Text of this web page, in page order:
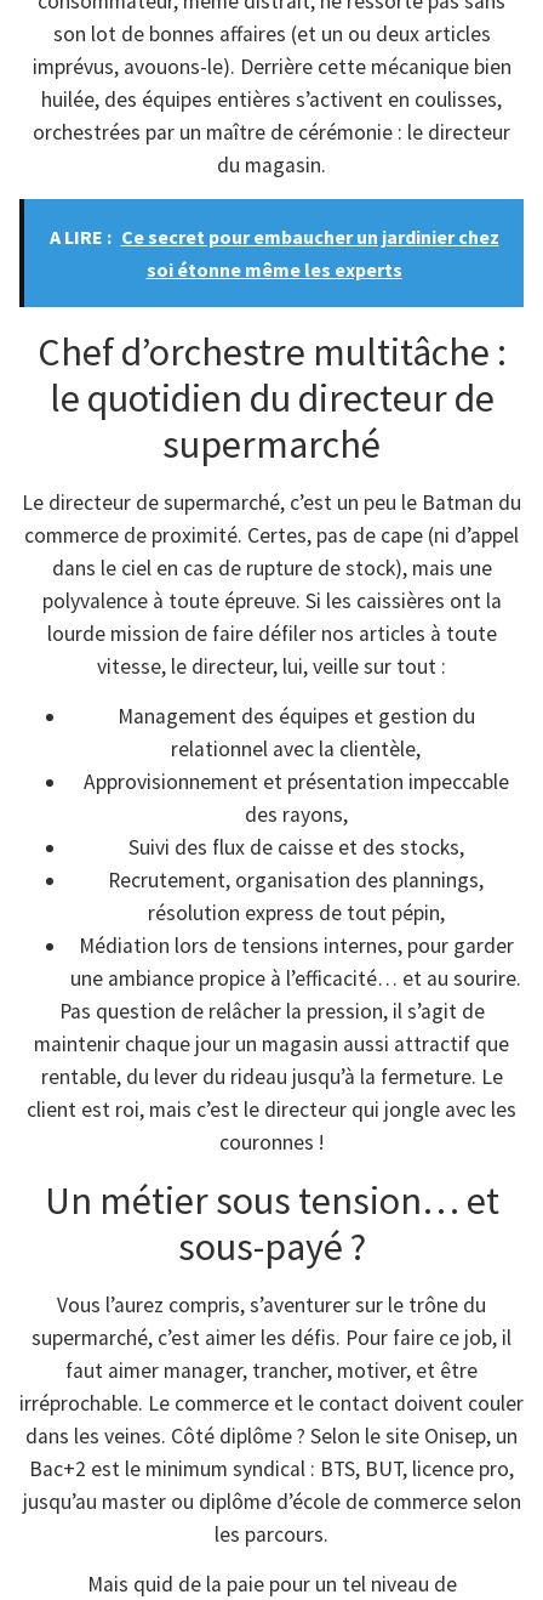
son lot de bonnes affaires (et un ou deux articles
imprévus, avouons-le). Derrière cette mécanique bien
huilée, des équipes entières s’activent en coulisses,
orchestrées par un maître de cérémonie : le directeur
du magasin.
A LIRE : Ce secret pour embaucher un jardinier chez
soi étonne même les experts
Chef d’orchestre multitâche :
le quotidien du directeur de
supermarché
Le directeur de supermarché, c’est un peu le Batman du
commerce de proximité. Certes, pas de cape (ni d’appel
dans le ciel en cas de rupture de stock), mais une
polyvalence à toute épreuve. Si les caissières ont la
lourde mission de faire défiler nos articles à toute
vitesse, le directeur, lui, veille sur tout :
Management des équipes et gestion du
relationnel avec la clientèle,
Approvisionnement et présentation impeccable
des rayons,
Suivi des flux de caisse et des stocks,
Recrutement, organisation des plannings,
résolution express de tout pépin,
Médiation lors de tensions internes, pour garder
une ambiance propice à l’efficacité… et au sourire.
Pas question de relâcher la pression, il s’agit de
maintenir chaque jour un magasin aussi attractif que
rentable, du lever du rideau jusqu’à la fermeture. Le
client est roi, mais c’est le directeur qui jongle avec les
couronnes !
Un métier sous tension… et
sous-payé ?
Vous l’aurez compris, s’aventurer sur le trône du
supermarché, c’est aimer les défis. Pour faire ce job, il
faut aimer manager, trancher, motiver, et être
irréprochable. Le commerce et le contact doivent couler
dans les veines. Côté diplôme ? Selon le site Onisep, un
Bac+2 est le minimum syndical : BTS, BUT, licence pro,
jusqu’au master ou diplôme d’école de commerce selon
les parcours.
Mais quid de la paie pour un tel niveau de